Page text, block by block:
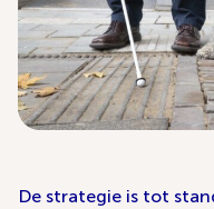
De strategie is tot